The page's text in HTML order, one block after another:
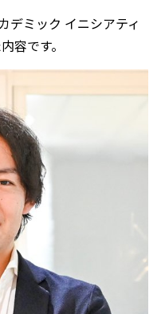
デミック イニシアティ
容です。